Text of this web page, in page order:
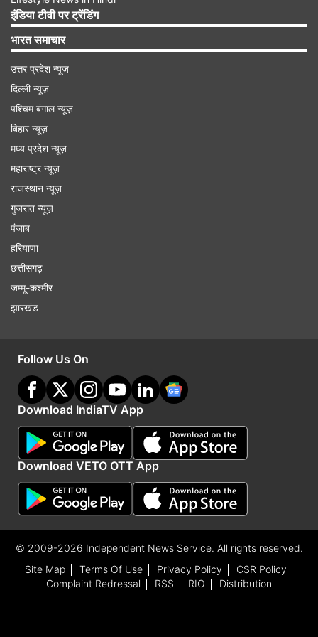
14 फरवरी - पाकिस्तान शाहीन्स बनाम अफगानिस्तान,
लाहौर
17 फरवरी - पाकिस्तान शाहीन्स बनाम दक्षिण अफ्रीका,
कराची
17 फरवरी - पाकिस्तान शाहीन्स बनाम बांग्लादेश, दुबई
शादाब खान को मिली कप्तानी की जिम्मेदारी
वॉर्म अप मैचों के लिए पाकिस्तान ने पाकिस्तान-ए टीम
(पाकिस्तान शाहीन्स) का भी ऐलान कर दिया है। शादाब खान
14 फरवरी को लाहौर में अफगानिस्तान के खिलाफ शाहीन्स
अफ्रीका के खिलाफ प्रैक्टिस मैच में शाहीन्स टीम की कमान
मुहम्मद हुरैरा के हाथ में होगी। दुबई में 17 फरवरी को ही
बांग्लादेश के खिलाफ शाहीन्स टीम की कप्तानी मोहम्मद हारिस
करेंगे।
Advertisement
इंडिया टीवी पर ट्रेंडिंग
भारत समाचार
उत्तर प्रदेश न्यूज़
दिल्ली न्यूज़
पश्चिम बंगाल न्यूज़
बिहार न्यूज़
मध्य प्रदेश न्यूज़
महाराष्ट्र न्यूज़
राजस्थान न्यूज़
गुजरात न्यूज़
पंजाब
हरियाणा
छत्तीसगढ़
जम्मू-कश्मीर
झारखंड
Follow Us On
Download IndiaTV App
Download VETO OTT App
© 2009-2026 Independent News Service. All rights reserved.
Site Map
Terms Of Use Privacy Policy
CSR Policy
Complaint Redressal
RSS RIO Distribution